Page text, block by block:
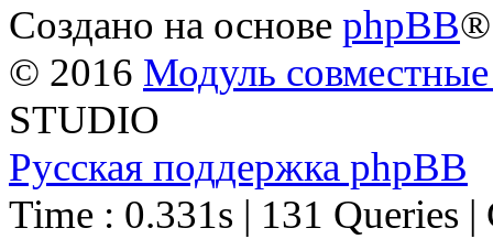
Создано на основе phpBB®
© 2016 Модуль
STUDIO
Русская поддержка phpBB
Time : 0.331s | 131 Queries